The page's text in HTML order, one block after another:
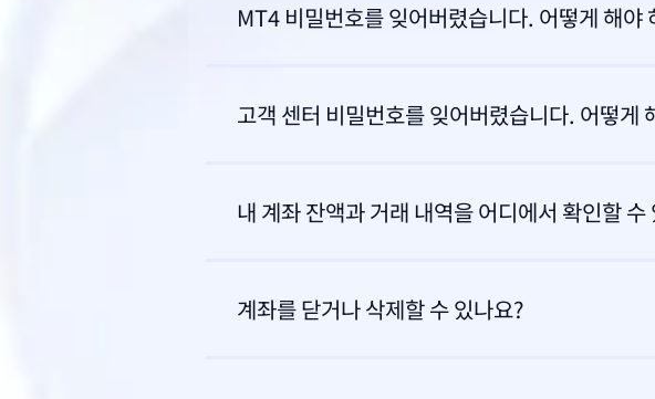
MT4 비밀번호를 잊어버렸습니다. 어떻게 해야
고객 센터 비밀번호를 잊어버렸습니다. 어떻게
내 계좌 잔액과 거래 내역을 어디에서 확인할 수
계좌를 닫거나 삭제할 수 있나요?